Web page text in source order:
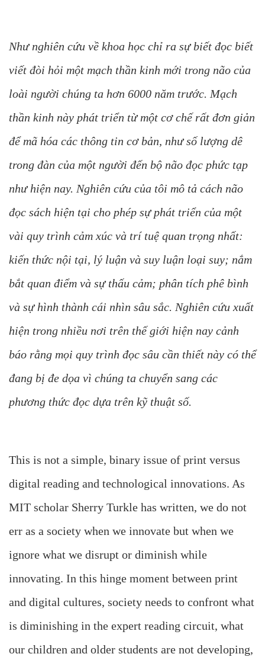
Như nghiên cứu về khoa học chỉ ra sự biết đọc biết
viết đòi hỏi một mạch thần kinh mới trong não của
loài người chúng ta hơn 6000 năm trước. Mạch
thần kinh này phát triển từ một cơ chế rất đơn giản
để mã hóa các thông tin cơ bản, như số lượng dê
trong đàn của một người đến bộ não đọc phức tạp
như hiện nay. Nghiên cứu của tôi mô tả cách não
đọc sách hiện tại cho phép sự phát triển của một
vài quy trình cảm xúc và trí tuệ quan trọng nhất:
kiến thức nội tại, lý luận và suy luận loại suy; nắm
bắt quan điểm và sự thấu cảm; phân tích phê bình
và sự hình thành cái nhìn sâu sắc. Nghiên cứu xuất
hiện trong nhiều nơi trên thế giới hiện nay cảnh
báo rằng mọi quy trình đọc sâu cần thiết này có thể
đang bị đe dọa vì chúng ta chuyển sang các
phương thức đọc dựa trên kỹ thuật số.
This is not a simple, binary issue of print versus
digital reading and technological innovations. As
MIT scholar Sherry Turkle has written, we do not
err as a society when we innovate but when we
ignore what we disrupt or diminish while
innovating. In this hinge moment between print
and digital cultures, society needs to confront what
is diminishing in the expert reading circuit, what
our children and older students are not developing,